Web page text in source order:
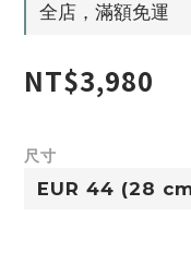
全店，滿額免運
NT$3,980
尺寸